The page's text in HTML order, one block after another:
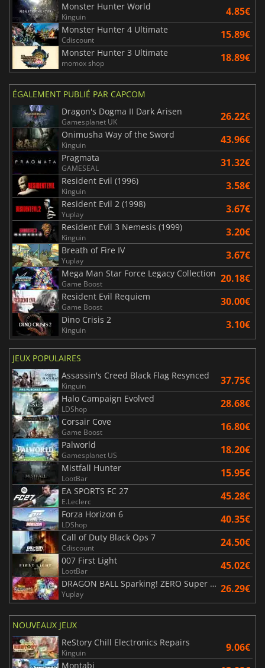
Monster Hunter World
Kinguin 4.85€
Monster Hunter 4 Ultimate
Cdiscount 15.89€
Monster Hunter 3 Ultimate
momox shop 18.89€
ÉGALEMENT PUBLIÉ PAR CAPCOM
Dragon's Dogma II Dark Arisen
Gamesplanet UK 26.22€
Onimusha Way of the Sword
Kinguin 43.96€
Pragmata
GAMESEAL 31.32€
Resident Evil (1996)
Kinguin 3.58€
Resident Evil 2 (1998)
Yuplay 3.67€
Resident Evil 3 Nemesis (1999)
Kinguin 3.20€
Breath of Fire IV
Yuplay 3.67€
Mega Man Star Force Legacy Collection
Game Boost 20.18€
Resident Evil Requiem
Game Boost 30.00€
Dino Crisis 2
Kinguin 3.10€
JEUX POPULAIRES
Assassin's Creed Black Flag Resynced
Kinguin 37.75€
Halo Campaign Evolved
LDShop 28.68€
Corsair Cove
Game Boost 16.80€
Palworld
Gamesplanet US 18.20€
Mistfall Hunter
LootBar 15.95€
EA SPORTS FC 27
E.Leclerc 45.28€
Forza Horizon 6
LDShop 40.35€
Call of Duty Black Ops 7
Cdiscount 24.50€
007 First Light
LootBar 45.02€
DRAGON BALL Sparking! ZERO Super Limit Breaking NEO
Yuplay 26.29€
NOUVEAUX JEUX
ReStory Chill Electronics Repairs
Kinguin 9.06€
Montabi